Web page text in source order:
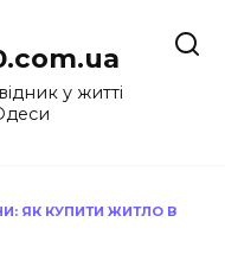
у житті
ЯК КУПИТИ ЖИТЛО В